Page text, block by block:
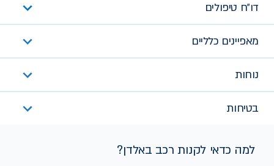
דו״ח טיפולים
מאפיינים כלליים
נוחות
בטיחות
למה כדאי לקנות רכב באלדן?